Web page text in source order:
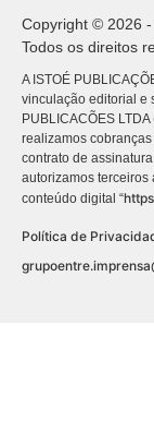
Copyright © 2026 -
Todos os direitos
A ISTOÉ
vinculação editorial e
PUBLICACÕES
realizamos
contrato de
autorizamos
conteúdo digital “
Política de